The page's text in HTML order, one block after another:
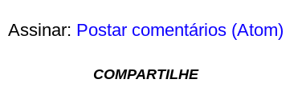
Assinar: Postar comentários (Atom)
COMPARTILHE